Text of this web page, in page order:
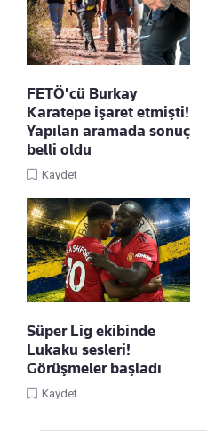
FETÖ'cü Burkay
Karatepe işaret etmişti!
Yapılan aramada sonuç
belli oldu
Kaydet
Süper Lig ekibinde
Lukaku sesleri!
Görüşmeler başladı
Kaydet